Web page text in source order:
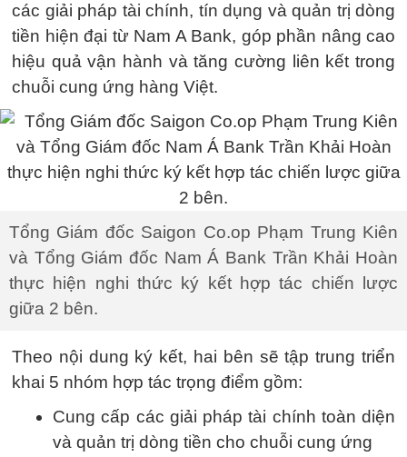
các giải pháp tài chính, tín dụng và quản trị dòng
tiền hiện đại từ Nam A Bank, góp phần nâng cao
hiệu quả vận hành và tăng cường liên kết trong
chuỗi cung ứng hàng Việt.
Tổng Giám đốc Saigon Co.op Phạm Trung Kiên
và Tổng Giám đốc Nam Á Bank Trần Khải Hoàn
thực hiện nghi thức ký kết hợp tác chiến lược
giữa 2 bên.
Theo nội dung ký kết, hai bên sẽ tập trung triển
khai 5 nhóm hợp tác trọng điểm gồm:
Cung cấp các giải pháp tài chính toàn diện
và quản trị dòng tiền cho chuỗi cung ứng